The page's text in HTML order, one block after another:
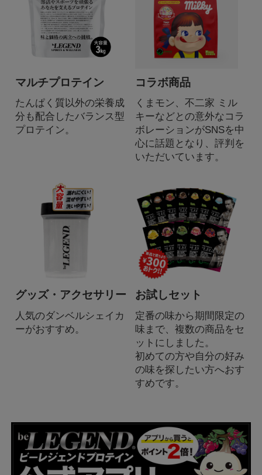
マルチプロテイン
たんぱく質以外の栄養成
分も配合したバランス型
プロテイン。
コラボ商品
くまモン、不二家 ミル
キーなどとの意外なコラ
ボレーションがSNSを中
心に話題となり、評判を
いただいています。
グッズ・アクセサリー
人気のダンベルシェイカ
ーがおすすめ。
お試しセット
定番の味から期間限定の
味まで、複数の商品をセ
ットにしました。
初めての方や自分の好み
の味を探したい方へおす
すめです。